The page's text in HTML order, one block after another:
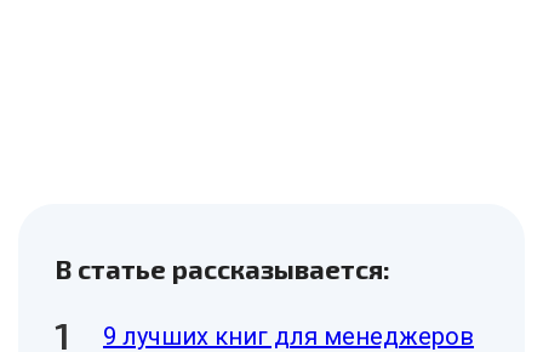
В статье рассказывается:
9 лучших книг для менеджеров